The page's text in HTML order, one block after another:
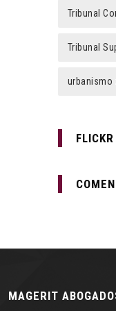
Tribunal
Tribunal
urbanismo
FLICKR
MAGERIT